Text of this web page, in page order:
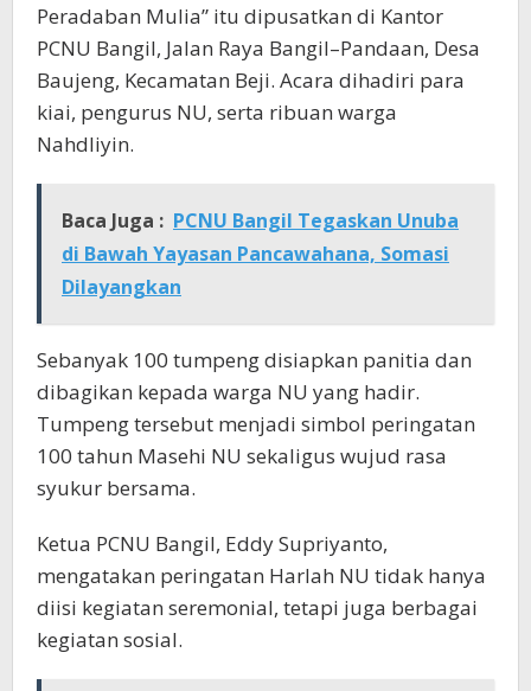
Peradaban Mulia” itu dipusatkan di Kantor
PCNU Bangil, Jalan Raya Bangil–Pandaan, Desa
Baujeng, Kecamatan Beji. Acara dihadiri para
kiai, pengurus NU, serta ribuan warga
Nahdliyin.
Baca Juga : PCNU Bangil Tegaskan Unuba
di Bawah Yayasan Pancawahana, Somasi
Dilayangkan
Sebanyak 100 tumpeng disiapkan panitia dan
dibagikan kepada warga NU yang hadir.
Tumpeng tersebut menjadi simbol peringatan
100 tahun Masehi NU sekaligus wujud rasa
syukur bersama.
Ketua PCNU Bangil, Eddy Supriyanto,
mengatakan peringatan Harlah NU tidak hanya
diisi kegiatan seremonial, tetapi juga berbagai
kegiatan sosial.